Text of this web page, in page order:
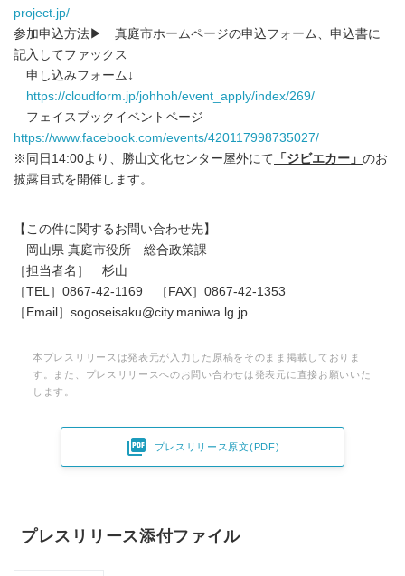
project.jp/
参加申込方法▶ 真庭市ホームページの申込フォーム、申込書に
記入してファックス
申し込みフォーム↓
https://cloudform.jp/johhoh/event_apply/index/269/
フェイスブックイベントページ
https://www.facebook.com/events/420117998735027/
※同日14:00より、勝山文化センター屋外にて 「ジビエカー」 のお
披露目式を開催します。
【この件に関するお問い合わせ先】
岡山県 真庭市役所 総合政策課
［担当者名］ 杉山
［TEL］0867-42-1169 ［FAX］0867-42-1353
［Email］sogoseisaku@city.maniwa.lg.jp
本プレスリリースは発表元が入力した原稿をそのまま掲載しておりま
す。また、プレスリリースへのお問い合わせは発表元に直接お願いいた
します。
 プレスリリース原文(PDF)
プレスリリース添付ファイル